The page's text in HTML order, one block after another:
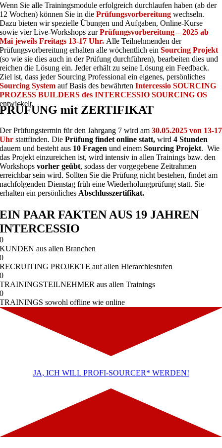
Wenn Sie alle Trainingsmodule erfolgreich durchlaufen haben (ab der
12 Wochen) können Sie in diePrüfungsvorbereitung wechseln.
Dazu bieten wir spezielle Übungen und Aufgaben, Online-Kurse
sowie vier Live-Workshops zurPrüfungsvorbereitung – 2025 ab
Mai jeweils Freitags 13-17 Uhr. Alle Teilnehmenden der
Prüfungsvorbereitung erhalten alle wöchentlich einSourcing Projekt
(so wie sie dies auch in der Prüfung durchführen), bearbeiten dies und
reichen die Lösung ein. Jeder erhält zu seine Lösung ein Feedback.
Ziel ist, dass jeder Sourcing Professional ein eigenes, persönliches
Sourcing System auf Basis des bewährtenIntercessio SOURCING
PROZESS BUILDERS des INTERCESSIO SOURCING OS
entwickelt.
PRÜFUNG mit ZERTIFIKAT
Der Prüfungstermin für den Jahrgang 7 wird am30.05.2025 von 13-17
Uhr stattfinden. DiePrüfung findet online statt, wird4 Stunden
dauern und besteht aus 10 Fragen und einemSourcing Projekt. Wie
das Projekt einzureichen ist, wird intensiv in allen Trainings bzw. den
Workshopsvorher geübt, sodass der vorgegebene Zeitrahmen
erreichbar sein wird. Sollten Sie die Prüfung nicht bestehen, findet am
nachfolgenden Dienstag früh eine Wiederholungprüfung statt. Sie
erhalten ein persönlichesAbschlusszertifikat.
EIN PAAR FAKTEN AUS 19 JAHREN
INTERCESSIO
0
KUNDEN aus allen Branchen
0
RECRUITING PROJEKTE auf allen Hierarchiestufen
0
TRAININGSTEILNEHMER aus allen Trainings
0
TRAININGS sowohl offline wie online
JA, ICH WILL PROFI-SOURCER* WERDEN!